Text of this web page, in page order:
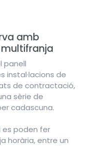
amb
panell
instal·lacions de
de contractació,
sèrie de
cadascuna.
es poden fer
horària, entre un